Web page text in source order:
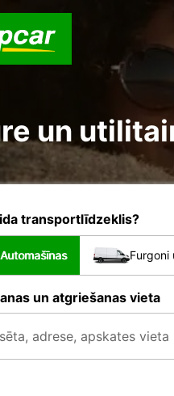
un
transportlīdzeklis?
Automašīnas Furgoni
un atgriešanas vieta